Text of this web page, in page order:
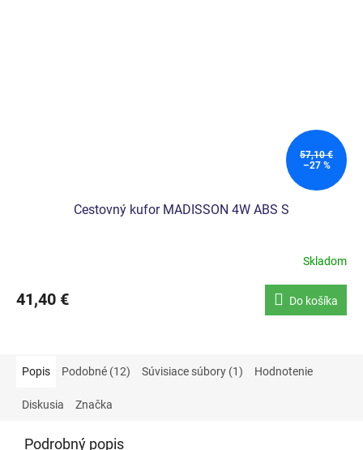
57,10 €
–27 %
Cestovný kufor MADISSON 4W ABS S
Skladom
41,40 € Do košíka
Popis Podobné (12) Súvisiace súbory (1) Hodnotenie
Diskusia Značka
Podrobný popis